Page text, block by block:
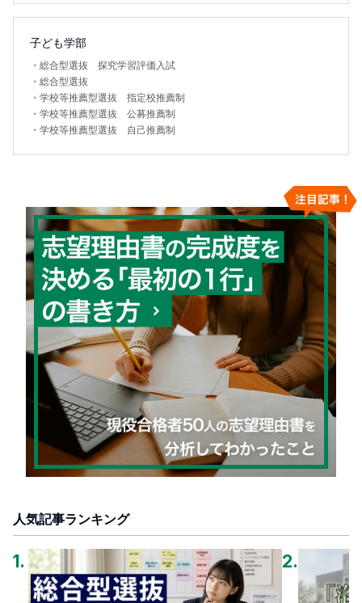
子ども学部
・ 総合型選抜 探究学習評価入試
・ 総合型選抜
・ 学校等推薦型選抜 指定校推薦制
・ 学校等推薦型選抜 公募推薦制
・ 学校等推薦型選抜 自己推薦制
人気記事ランキング
1 . 2.